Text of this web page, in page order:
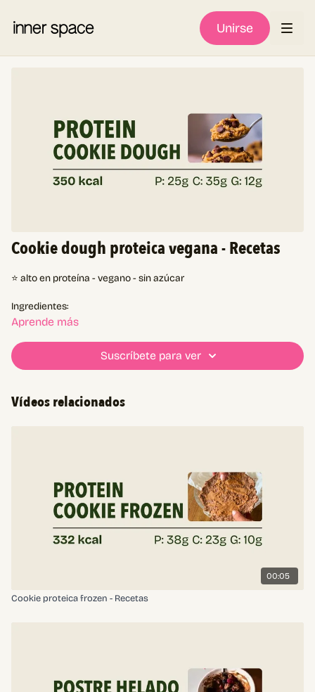
Unirse
Cookie dough proteica vegana - Recetas
⭐ alto en proteína - vegano - sin azúcar
Ingredientes:
proteína en polvo vegana o de suero de leche
chips de chocolate sin azucar
Aprende más
Suscríbete para ver
Vídeos relacionados
00:05
Cookie proteica frozen - Recetas